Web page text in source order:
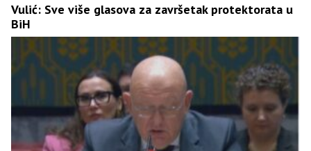
Vulić: Sve više glasova za završetak protektorata u
BiH